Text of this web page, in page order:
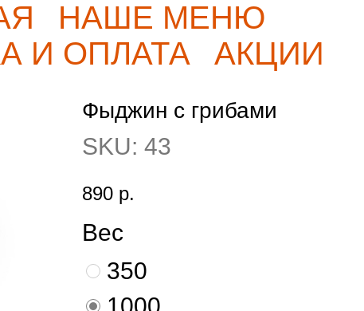
НАШЕ МЕНЮ
И ОПЛАТА
АКЦИИ
Фыджин с грибами
SKU: 43
890 р.
Вес
350
1000